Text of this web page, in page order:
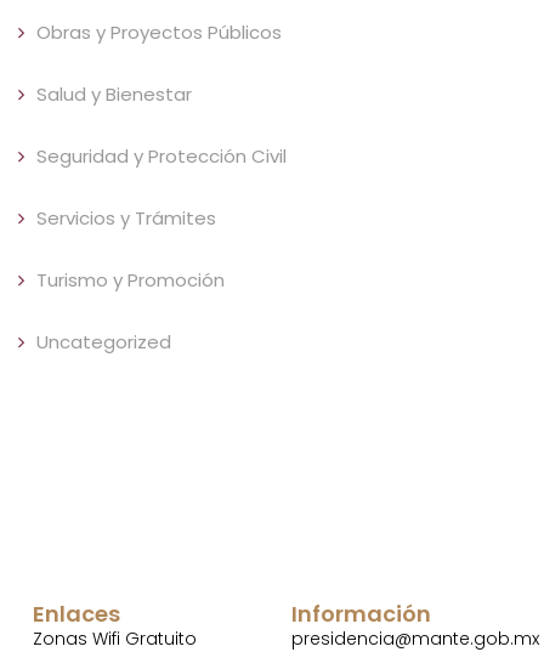
Obras y Proyectos Públicos
Salud y Bienestar
Seguridad y Protección Civil
Servicios y Trámites
Turismo y Promoción
Uncategorized
Enlaces
Zonas Wifi Gratuito
Información
presidencia@mante.gob.mx